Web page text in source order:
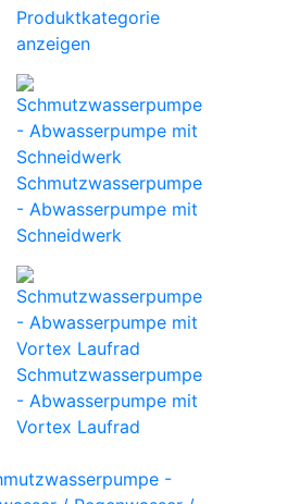
Produktkategorie
anzeigen
Schmutzwasserpumpe
- Abwasserpumpe mit
Schneidwerk
Schmutzwasserpumpe
- Abwasserpumpe mit
Vortex Laufrad